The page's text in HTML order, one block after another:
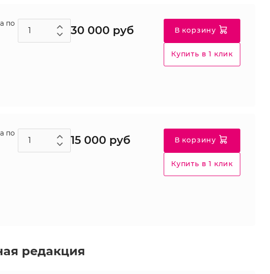
по
30 000 руб В корзину
Купить в 1 клик
по
15 000 руб В корзину
Купить в 1 клик
редакция